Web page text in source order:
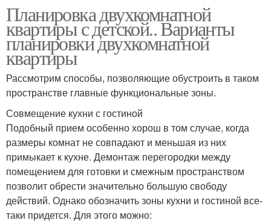
Планировка двухкомнатной
квартиры с детской.. Варианты
планировки двухкомнатной
квартиры
Рассмотрим способы, позволяющие обустроить в таком
пространстве главные функциональные зоны.
Совмещение кухни с гостиной
Подобный прием особенно хорош в том случае, когда
размеры комнат не совпадают и меньшая из них
примыкает к кухне. Демонтаж перегородки между
помещением для готовки и смежным пространством
позволит обрести значительно большую свободу
действий. Однако обозначить зоны кухни и гостиной все-
таки придется. Для этого можно: